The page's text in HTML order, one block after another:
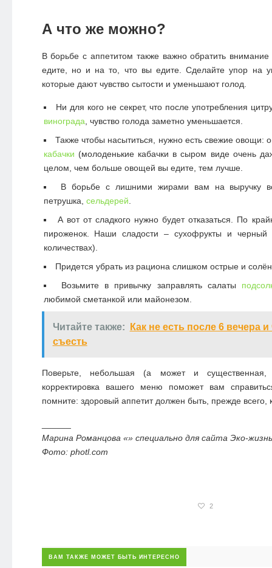
А что же можно?
В борьбе с аппетитом также важно обратить
едите, но и на то, что вы едите. Сделайте упор на
которые дают чувство сытости и уменьшают голод.
Ни для кого не секрет, что после употребления
винограда , чувство голода заметно уменьшается.
Также чтобы насытиться, нужно есть свежие овощи:
кабачки (молоденькие кабачки в сыром виде очень
целом, чем больше овощей вы едите, тем лучше.
В борьбе с лишними жирами вам на выручку
петрушка, сельдерей
А вот от сладкого нужно будет отказаться. По
пироженок. Наши сладости – сухофрукты и черный
количествах).
Придется убрать из рациона слишком острые и
Возьмите в привычку заправлять салаты
любимой сметанкой или майонезом.
Читайте также:
Как не есть после 6 вечера
съесть
Поверьте, небольшая (а может и
корректировка вашего меню поможет вам
помните: здоровый аппетит должен быть, прежде всего,
Марина Романцова «» специально для сайта Эко-
Фото: photl.com
2
ВАМ ТАКЖЕ МОЖЕТ БЫТЬ ИНТЕРЕСНО